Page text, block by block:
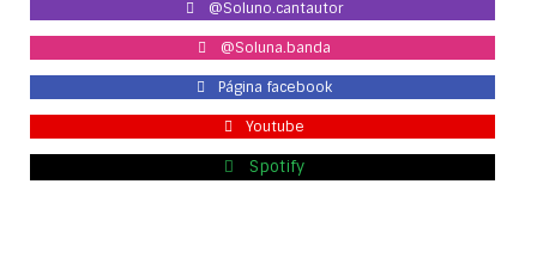
@Soluno.cantautor
@Soluna.banda
Página facebook
Youtube
Spotify